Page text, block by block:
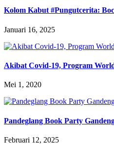
Kolom Kabut #Pungutcerita:
Januari 16, 2025
Akibat Covid-19, Program
Mei 1, 2020
Pandeglang Book Party
Februari 12, 2025